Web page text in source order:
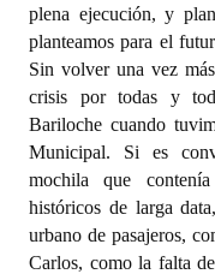
INSTITUCIONAL
Antiguos Pobladores
Noticias Destacadas
Registros y Distinciones
Datos Históricos
plena ejecución, y
planteamos para el
Sin volver una vez
crisis por todas y
Bariloche cuando
Municipal. Si es
mochila que
históricos de larga
urbano de pasajeros,
Carlos, como la falta